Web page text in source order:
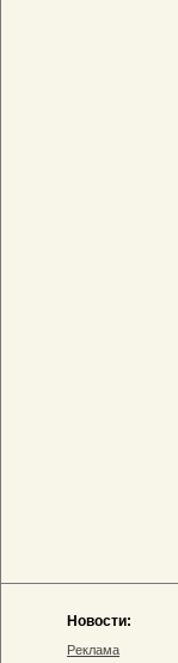
Новости:
Реклама